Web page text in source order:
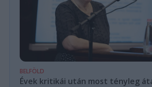
BELFÖLD
Évek kritikái után most tényleg